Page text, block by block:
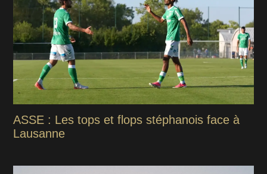
ASSE : Les tops et flops stéphanois face à
Lausanne